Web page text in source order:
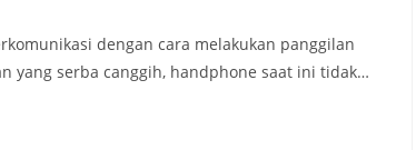
dengan cara melakukan panggilan
yang serba canggih, handphone saat ini tidak…